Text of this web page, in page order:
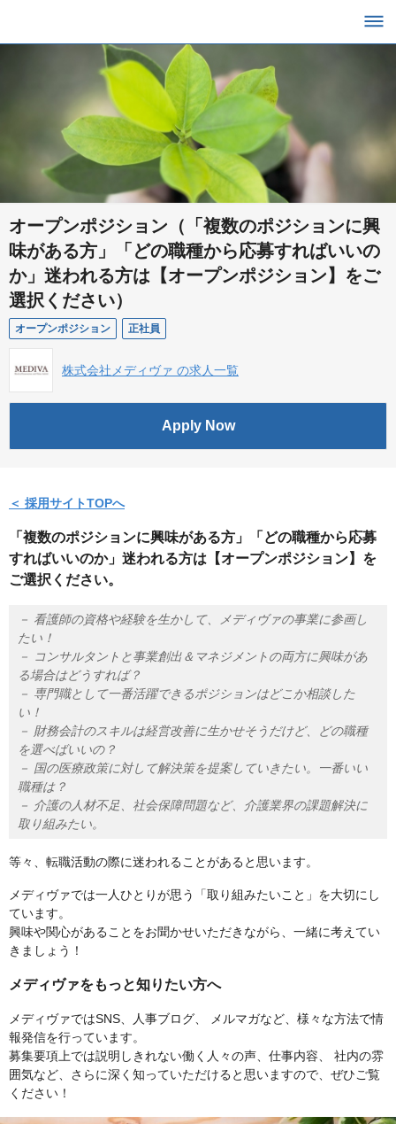
オープンポジション（「複数のポジションに興
味がある方」「どの職種から応募すればいいの
か」迷われる方は【オープンポジション】をご
選択ください）
オープンポジション 正社員
株式会社メディヴァ の求人一覧
Apply Now
＜ 採用サイトTOPへ
「複数のポジションに興味がある方」「どの職種から応募
すればいいのか」迷われる方は【オープンポジション】を
ご選択ください。
－ 看護師の資格や経験を生かして、メディヴァの事業に参画し
たい！
－ コンサルタントと事業創出＆マネジメントの両方に興味があ
る場合はどうすれば？
－ 専門職として一番活躍できるポジションはどこか相談した
い！
－ 財務会計のスキルは経営改善に生かせそうだけど、どの職種
を選べばいいの？
－ 国の医療政策に対して解決策を提案していきたい。一番いい
職種は？
－ 介護の人材不足、社会保障問題など、介護業界の課題解決に
取り組みたい。
等々、転職活動の際に迷われることがあると思います。
メディヴァでは一人ひとりが思う「取り組みたいこと」を大切にし
ています。
興味や関心があることをお聞かせいただきながら、一緒に考えてい
きましょう！
メディヴァをもっと知りたい方へ
メディヴァではSNS、人事ブログ、 メルマガなど、様々な方法で情
報発信を行っています。
募集要項上では説明しきれない働く人々の声、仕事内容、 社内の雰
囲気など、さらに深く知っていただけると思いますので、ぜひご覧
ください！